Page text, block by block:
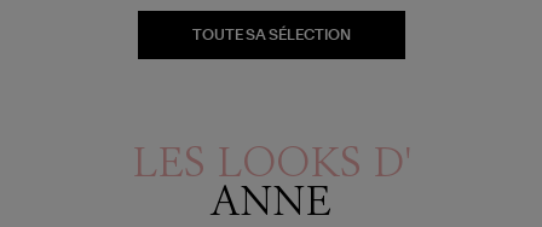
TOUTE SA SÉLECTION
LES LOOKS D'
ANNE